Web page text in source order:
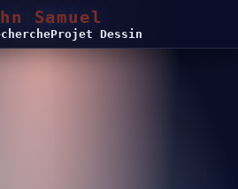
Samuel
Projet Dessin